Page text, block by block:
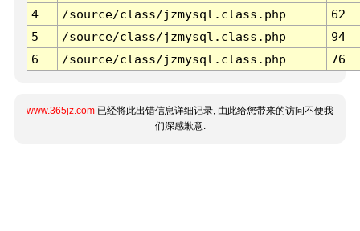
4
/source/class/jzmysql.class.php
62
5
/source/class/jzmysql.class.php
94
6
/source/class/jzmysql.class.php 76
www.365jz.com 已经将此出错信息详细记录, 由此给您带来的访问不便我
们深感歉意.